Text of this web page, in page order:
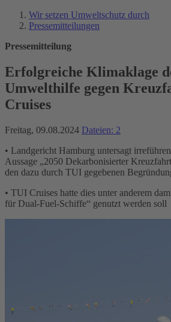
Wir setzen Umweltschutz durch
Pressemitteilungen
Pressemitteilung
Erfolgreiche Klimaklage
Umwelthilfe gegen
Cruises
Freitag, 09.08.2024 Dateien: 2
• Landgericht Hamburg untersagt
Aussage „2050 Dekarbonisierter
den dazu durch TUI gegebenen
• TUI Cruises hatte dies unter anderem
für Dual-Fuel-Schiffe“ genutzt werden soll